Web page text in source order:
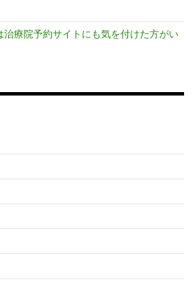
療院予約サイトにも気を付けた方がい